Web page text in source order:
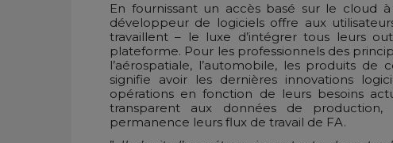
En fournissant un accès basé sur le cloud
développeur de logiciels offre aux
travaillent – le luxe d’intégrer tous leurs
plateforme. Pour les professionnels des
l’aérospatiale, l’automobile, les produits
signifie avoir les dernières innovations
opérations en fonction de leurs besoins
transparent aux données de
permanence leurs flux de travail de FA.